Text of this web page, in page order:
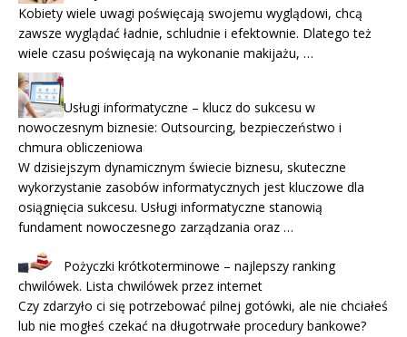
Kobiety wiele uwagi poświęcają swojemu wyglądowi, chcą
zawsze wyglądać ładnie, schludnie i efektownie. Dlatego też
wiele czasu poświęcają na wykonanie makijażu, …
Usługi informatyczne – klucz do sukcesu w
nowoczesnym biznesie: Outsourcing, bezpieczeństwo i
chmura obliczeniowa
W dzisiejszym dynamicznym świecie biznesu, skuteczne
wykorzystanie zasobów informatycznych jest kluczowe dla
osiągnięcia sukcesu. Usługi informatyczne stanowią
fundament nowoczesnego zarządzania oraz …
Pożyczki krótkoterminowe – najlepszy ranking
chwilówek. Lista chwilówek przez internet
Czy zdarzyło ci się potrzebować pilnej gotówki, ale nie chciałeś
lub nie mogłeś czekać na długotrwałe procedury bankowe?